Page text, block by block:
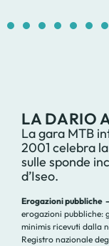
1 2
LA DARIO
La gara MTB
2001 celebra
sulle sponde
d’Iseo.
Erogazioni pubbliche
erogazioni pubbliche:
minimis ricevuti dalla
Registro nazionale